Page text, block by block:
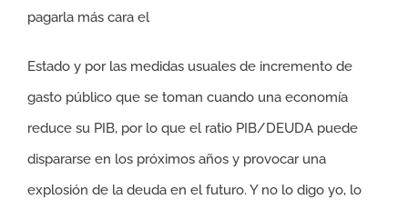
pagarla más cara el
Estado y por las medidas usuales de incremento de
gasto público que se toman cuando una economía
reduce su PIB, por lo que el ratio PIB/DEUDA puede
dispararse en los próximos años y provocar una
explosión de la deuda en el futuro. Y no lo digo yo, lo